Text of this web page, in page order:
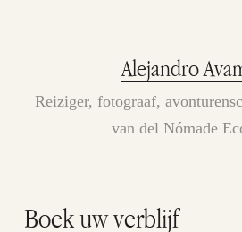
Alejandro
Reiziger, fotograaf,
van del Nómade
Boek uw verblijf